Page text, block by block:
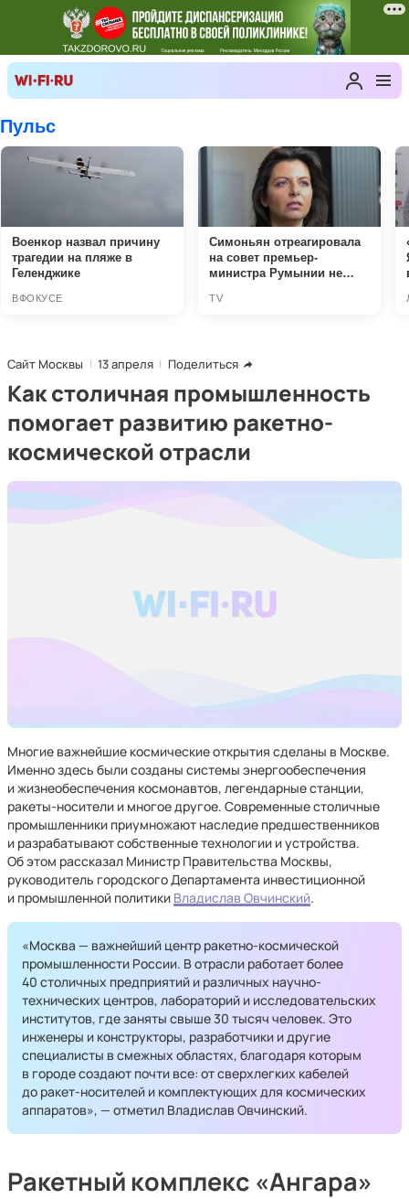
Сайт Москвы 13 апреля Поделиться
Как столичная промышленность
помогает развитию ракетно-
космической отрасли
Многие важнейшие космические открытия сделаны в Москве.
Именно здесь были созданы системы энергообеспечения
и жизнеобеспечения космонавтов, легендарные станции,
ракеты-носители и многое другое. Современные столичные
промышленники приумножают наследие предшественников
и разрабатывают собственные технологии и устройства.
Об этом рассказал Министр Правительства Москвы,
руководитель городского Департамента инвестиционной
и промышленной политики Владислав Овчинский.
«Москва — важнейший центр ракетно-космической
промышленности России. В отрасли работает более
40 столичных предприятий и различных научно-
технических центров, лабораторий и исследовательских
институтов, где заняты свыше 30 тысяч человек. Это
инженеры и конструкторы, разработчики и другие
специалисты в смежных областях, благодаря которым
в городе создают почти все: от сверхлегких кабелей
до ракет-носителей и комплектующих для космических
аппаратов», — отметил Владислав Овчинский.
Ракетный комплекс «Ангара»